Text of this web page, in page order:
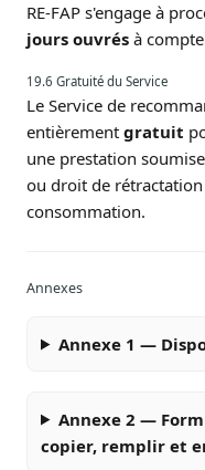
RE-FAP s'engage à
jours ouvrés à
19.6 Gratuité du Service
Le Service de
entièrement gratuit
une prestation
ou droit de rétractation
consommation.
Annexes
Annexe 1 —
Annexe 2 —
copier, remplir et